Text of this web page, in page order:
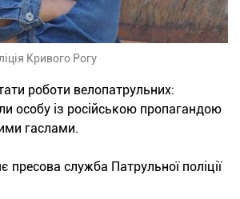
Кривого Рогу
роботи велопатрульних:
особу із російською пропагандою
гаслами.
пресова служба Патрульної поліції